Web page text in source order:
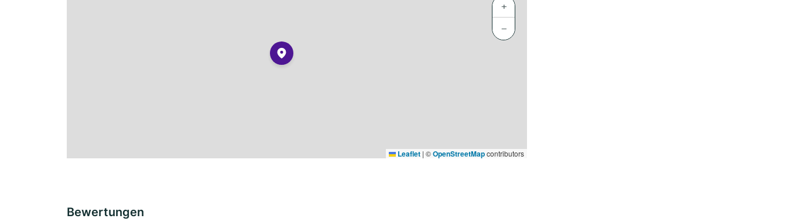
+
−
Leaflet | ©OpenStreetMapcontributors
Bewertungen